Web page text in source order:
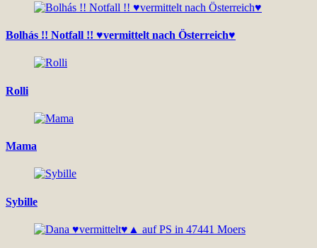
Bolhás !! Notfall !! ♥vermittelt nach Österreich♥
Rolli
Mama
Sybille